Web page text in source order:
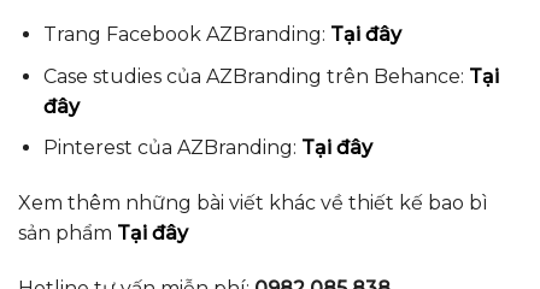
Trang Facebook AZBranding: Tại đây
Case studies của AZBranding trên Behance: Tại
đây
Pinterest của AZBranding: Tại đây
Xem thêm những bài viết khác về thiết kế bao bì
sản phẩm Tại đây